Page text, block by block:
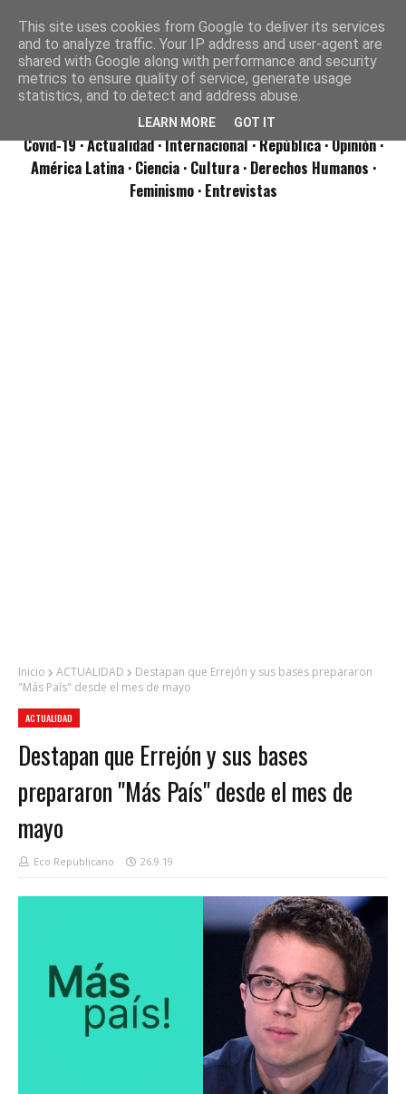
Covid-19· Actualidad· Internacional· República· Opinión·
América Latina · Ciencia · Cultura · Derechos Humanos ·
Feminismo · Entrevistas
Inicio ACTUALIDAD
Destapan que Errejón y sus bases prepararon
"Más País" desde el mes de mayo
ACTUALIDAD
Destapan que Errejón y sus bases
prepararon "Más País" desde el mes de
mayo
Eco Republicano 26.9.19
This site uses cookies from Google to deliver its services
and to analyze traffic. Your IP address and user-agent are
shared with Google along with performance and security
metrics to ensure quality of service, generate usage
statistics, and to detect and address abuse.
LEARN MORE GOT IT